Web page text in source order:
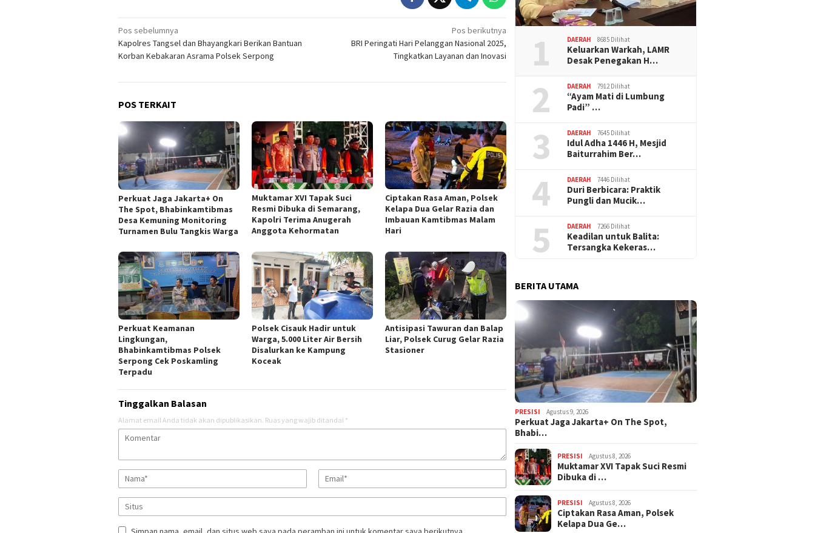
Navigasi
pos
Pos sebelumnya
Kapolres Tangsel dan Bhayangkari Berikan Bantuan
Korban Kebakaran Asrama Polsek Serpong
Pos berikutnya
BRI Peringati Hari Pelanggan Nasional 2025,
Tingkatkan Layanan dan Inovasi
POS TERKAIT
Perkuat Jaga Jakarta+ On
The Spot, Bhabinkamtibmas
Desa Kemuning Monitoring
Turnamen Bulu Tangkis Warga
Muktamar XVI Tapak Suci
Resmi Dibuka di Semarang,
Kapolri Terima Anugerah
Anggota Kehormatan
Ciptakan Rasa Aman, Polsek
Kelapa Dua Gelar Razia dan
Imbauan Kamtibmas Malam
Hari
Perkuat Keamanan
Lingkungan,
Bhabinkamtibmas Polsek
Serpong Cek Poskamling
Terpadu
Polsek Cisauk Hadir untuk
Warga, 5.000 Liter Air Bersih
Disalurkan ke Kampung
Koceak
Antisipasi Tawuran dan Balap
Liar, Polsek Curug Gelar Razia
Stasioner
Tinggalkan Balasan
Alamat email Anda tidak akan dipublikasikan. Ruas yang wajib ditandai *
1 DAERAH 8685 Dilihat
Keluarkan Warkah, LAMR
Desak Penegakan H…
2 DAERAH 7912 Dilihat
“Ayam Mati di Lumbung
Padi” …
3 DAERAH 7645 Dilihat
Idul Adha 1446 H, Mesjid
Baiturrahim Ber…
4 DAERAH 7446 Dilihat
Duri Berbicara: Praktik
Pungli dan Mucik…
5 DAERAH 7266 Dilihat
Keadilan untuk Balita:
Tersangka Kekeras…
BERITA UTAMA
PRESISI Agustus 9, 2026
Perkuat Jaga Jakarta+ On The Spot,
Bhabi…
PRESISI Agustus 8, 2026
Muktamar XVI Tapak Suci Resmi
Dibuka di …
PRESISI Agustus 8, 2026
Ciptakan Rasa Aman, Polsek
Kelapa Dua Ge…